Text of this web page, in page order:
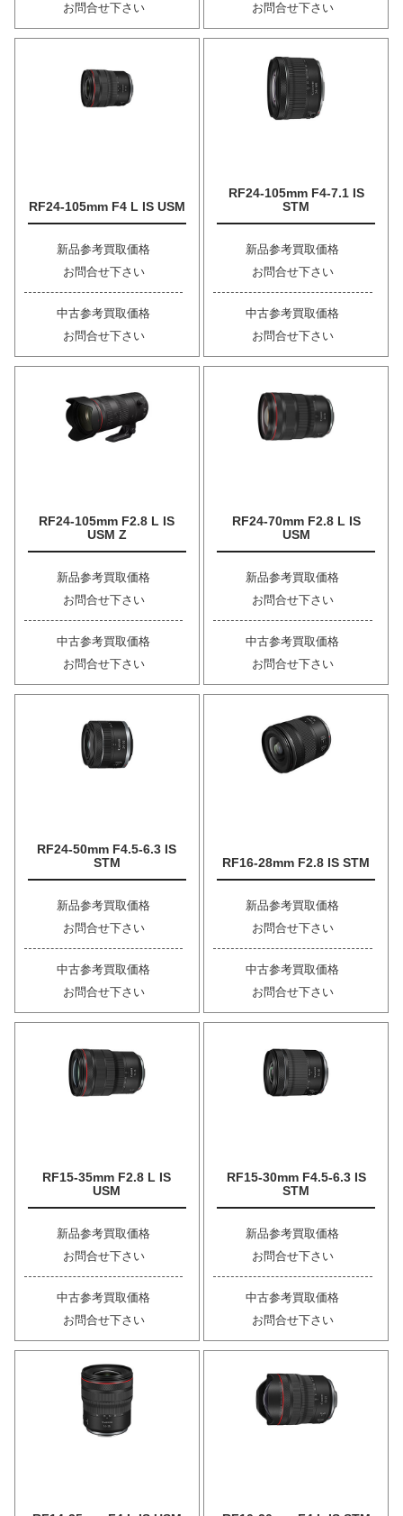
お問合せ下さい
お問合せ下さい
RF24-105mm F4 L IS USM
新品参考買取価格
お問合せ下さい
中古参考買取価格
お問合せ下さい
RF24-105mm F4-7.1 IS
STM
新品参考買取価格
お問合せ下さい
中古参考買取価格
お問合せ下さい
RF24-105mm F2.8 L IS
USM Z
新品参考買取価格
お問合せ下さい
中古参考買取価格
お問合せ下さい
RF24-70mm F2.8 L IS
USM
新品参考買取価格
お問合せ下さい
中古参考買取価格
お問合せ下さい
RF24-50mm F4.5-6.3 IS
STM
新品参考買取価格
お問合せ下さい
中古参考買取価格
お問合せ下さい
RF16-28mm F2.8 IS STM
新品参考買取価格
お問合せ下さい
中古参考買取価格
お問合せ下さい
RF15-35mm F2.8 L IS
USM
新品参考買取価格
お問合せ下さい
中古参考買取価格
お問合せ下さい
RF15-30mm F4.5-6.3 IS
STM
新品参考買取価格
お問合せ下さい
中古参考買取価格
お問合せ下さい